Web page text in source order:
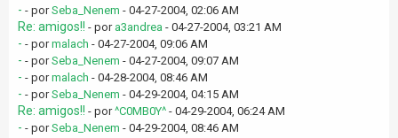
- - porSeba_Nenem - 04-27-2004, 02:06 AM
Re: amigos!! - por a3andrea - 04-27-2004, 03:21 AM
- - pormalach - 04-27-2004, 09:06 AM
- - porSeba_Nenem - 04-27-2004, 09:07 AM
- - pormalach - 04-28-2004, 08:46 AM
- - porSeba_Nenem - 04-29-2004, 04:15 AM
Re: amigos!! - por^C0MB0Y^ - 04-29-2004, 06:24 AM
- - porSeba_Nenem - 04-29-2004, 08:46 AM